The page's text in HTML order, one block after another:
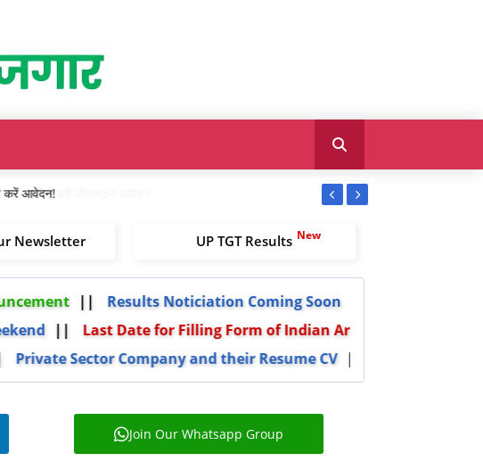
करें आवेदन!
Newsletter UP TGT Results
Results Noticiation Coming Soon
Last Date for Filling Form of Indian Army
Private Sector Company and their Resume CV
Join Our Whatsapp Group